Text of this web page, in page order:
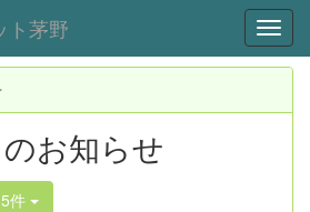
ト茅野
お知らせ
5件